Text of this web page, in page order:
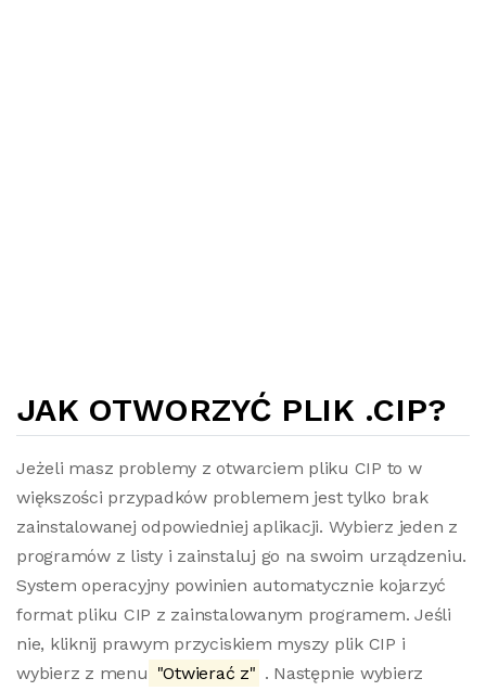
JAK OTWORZYĆ PLIK .CIP?
Jeżeli masz problemy z otwarciem pliku CIP to w
większości przypadków problemem jest tylko brak
zainstalowanej odpowiedniej aplikacji. Wybierz jeden z
programów z listy i zainstaluj go na swoim urządzeniu.
System operacyjny powinien automatycznie kojarzyć
format pliku CIP z zainstalowanym programem. Jeśli
nie, kliknij prawym przyciskiem myszy plik CIP i
wybierz z menu "Otwierać z" . Następnie wybierz